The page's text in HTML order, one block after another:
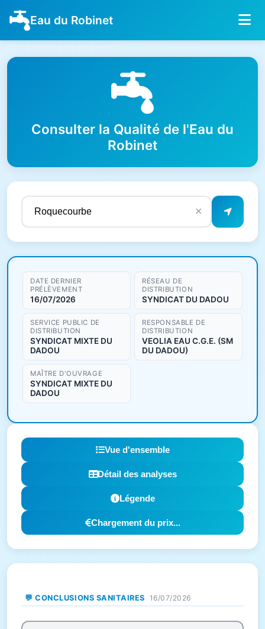
Eau du Robinet
Consulter la Qualité de l'Eau du
Robinet
✕
Résultats de qualité de l'eau
DATE DERNIER
PRÉLÈVEMENT
16/07/2026
RÉSEAU DE
DISTRIBUTION
SYNDICAT DU DADOU
SERVICE PUBLIC DE
DISTRIBUTION
SYNDICAT MIXTE DU
DADOU
RESPONSABLE DE
DISTRIBUTION
VEOLIA EAU C.G.E. (SM
DU DADOU)
MAÎTRE D'OUVRAGE
SYNDICAT MIXTE DU
DADOU
Vue d'ensemble
Détail des analyses
Légende
Chargement du prix...
💬 CONCLUSIONS SANITAIRES 16/07/2026